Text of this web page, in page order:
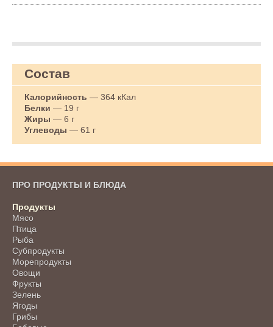
Состав
Калорийность — 364 кКал
Белки — 19 г
Жиры — 6 г
Углеводы — 61 г
ПРО ПРОДУКТЫ И БЛЮДА
Продукты
Мясо
Птица
Рыба
Субпродукты
Морепродукты
Овощи
Фрукты
Зелень
Ягоды
Грибы